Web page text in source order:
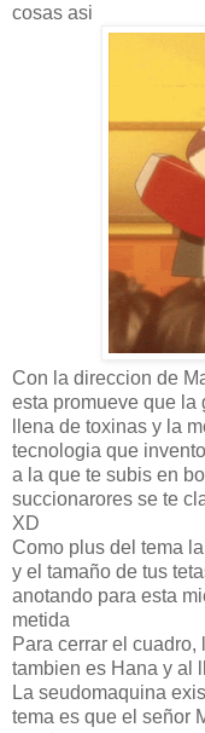
cosas asi
Con la direccion de
esta promueve que la
llena de toxinas y la
tecnologia que
a la que te subis en
succionarores se te
XD
Como plus del tema
y el tamaño de tus
anotando para esta
metida
Para cerrar el cuadro,
tambien es Hana y al
La seudomaquina
tema es que el señor